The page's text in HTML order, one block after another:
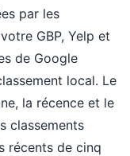
par les
GBP, Yelp et
de Google
local. Le
la récence et le
classements
récents de cinq